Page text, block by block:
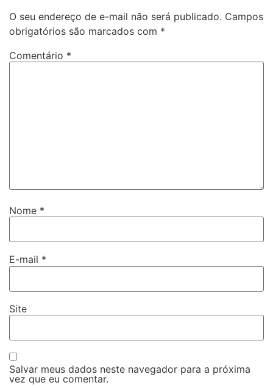
O seu endereço de e-mail não será publicado. Campos
obrigatórios são marcados com *
Comentário *
Nome *
E-mail *
Site
Salvar meus dados neste navegador para a próxima
vez que eu comentar.